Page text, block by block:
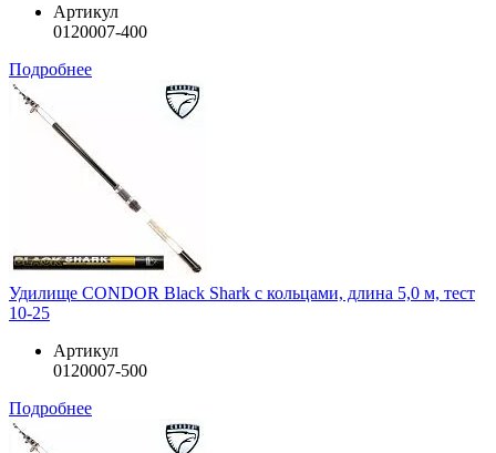
Артикул
0120007-400
Подробнее
Удилище CONDOR Black Shark с кольцами, длина 5,0 м, тест
10-25
Артикул
0120007-500
Подробнее